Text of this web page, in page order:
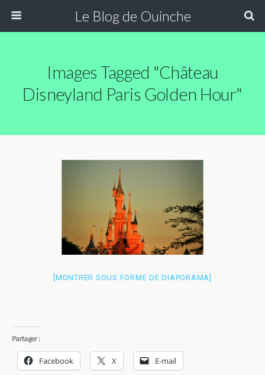
Le Blog de Ouinche
Images Tagged "Château
Disneyland Paris Golden Hour"
[MONTRER SOUS FORME DE DIAPORAMA]
Partager :
Facebook X E-mail